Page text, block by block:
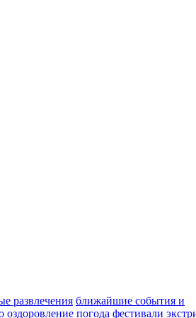
развлечения ближайшие события и
оздоровление погода фестивали